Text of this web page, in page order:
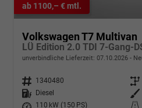
ab 1100,– € mtl.
Volkswagen T7 Multivan
LÜ Edition 2.0 TDI 7-Gang-
unverbindliche Lieferzeit: 07.10.2026
Fahrzeugnr. 1340480 Getriebe
Kraftstoff
Diesel Außenfarbe
Leistung
110 kW (150 PS) Kilometerstand